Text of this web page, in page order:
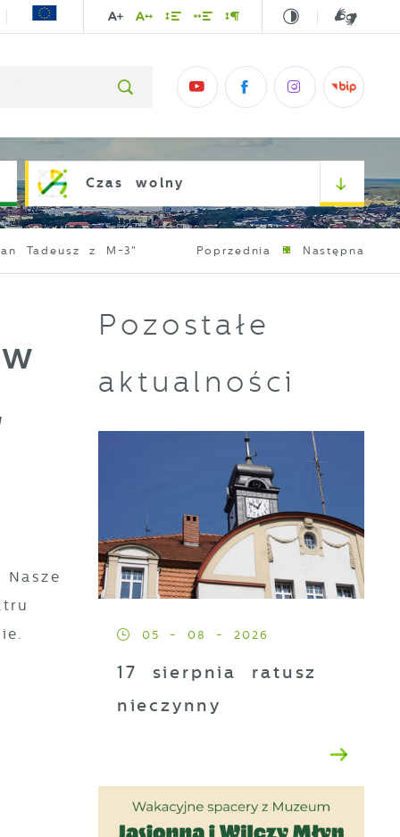
Czas wolny
Tadeusz z M-3" Poprzednia Następna
Pozostałe
aktualności
05 - 08 - 2026
17 sierpnia ratusz
nieczynny